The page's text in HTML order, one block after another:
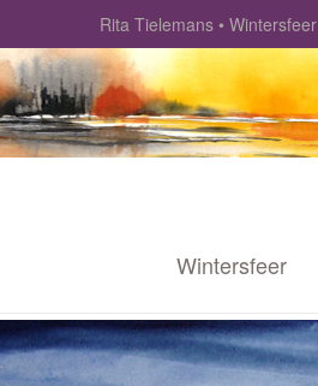
Rita Tielemans Wintersfeer
Wintersfeer